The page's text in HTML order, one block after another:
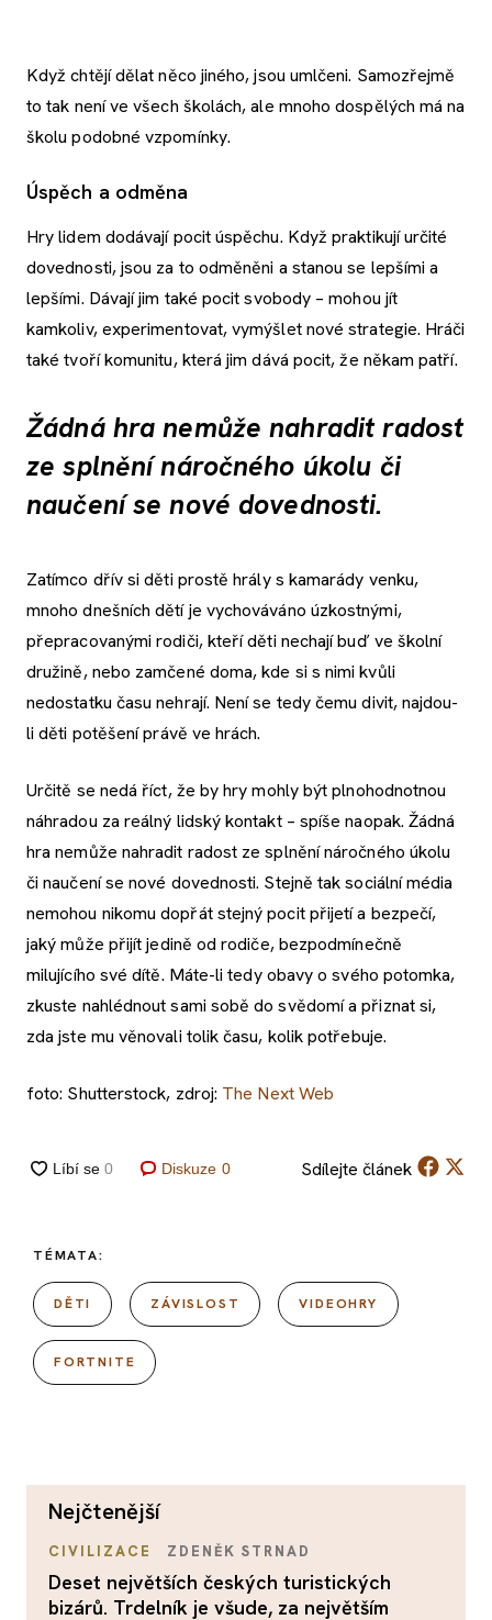
Když chtějí dělat něco jiného, jsou umlčeni. Samozřejmě
to tak není ve všech školách, ale mnoho dospělých má na
školu podobné vzpomínky.
Úspěch a odměna
Hry lidem dodávají pocit úspěchu. Když praktikují určité
dovednosti, jsou za to odměněni a stanou se lepšími a
lepšími. Dávají jim také pocit svobody – mohou jít
kamkoliv, experimentovat, vymýšlet nové strategie. Hráči
také tvoří komunitu, která jim dává pocit, že někam patří.
Žádná hra nemůže nahradit radost
ze splnění náročného úkolu či
naučení se nové dovednosti.
Zatímco dřív si děti prostě hrály s kamarády venku,
mnoho dnešních dětí je vychováváno úzkostnými,
přepracovanými rodiči, kteří děti nechají buď ve školní
družině, nebo zamčené doma, kde si s nimi kvůli
nedostatku času nehrají. Není se tedy čemu divit, najdou-
li děti potěšení právě ve hrách.
Určitě se nedá říct, že by hry mohly být plnohodnotnou
náhradou za reálný lidský kontakt – spíše naopak. Žádná
hra nemůže nahradit radost ze splnění náročného úkolu
či naučení se nové dovednosti. Stejně tak sociální média
nemohou nikomu dopřát stejný pocit přijetí a bezpečí,
jaký může přijít jedině od rodiče, bezpodmínečně
milujícího své dítě. Máte-li tedy obavy o svého potomka,
zkuste nahlédnout sami sobě do svědomí a přiznat si,
zda jste mu věnovali tolik času, kolik potřebuje.
foto: Shutterstock, zdroj: The Next Web
Diskuze 0 Sdílejte článek
TÉMATA:
DĚTI ZÁVISLOST VIDEOHRY
FORTNITE
nejčtenější
CIVILIZACE ZDENĚK STRNAD
Deset největších českých turistických
bizárů. Trdelník je všude, za největším